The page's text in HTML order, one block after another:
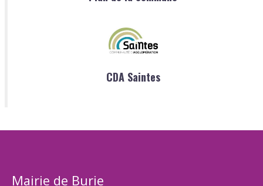
CDA Saintes
Mairie de Burie